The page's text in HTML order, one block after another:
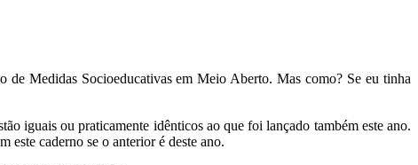
Medidas Socioeducativas em Meio Aberto. Mas como? Se eu tinha
iguais ou praticamente idênticos ao que foi lançado também este ano.
este caderno se o anterior é deste ano.